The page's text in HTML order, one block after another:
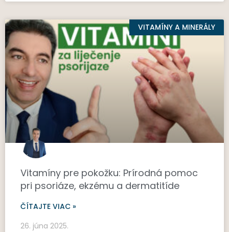
VITAMÍNY A MINERÁLY
Vitamíny pre pokožku: Prírodná pomoc
pri psoriáze, ekzému a dermatitíde
ČÍTAJTE VIAC »
26. júna 2025.